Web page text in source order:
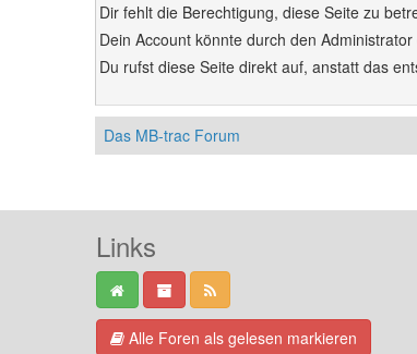
Dir fehlt die Berechtigung, diese Seite zu
Dein Account könnte durch den
Du rufst diese Seite direkt auf, anstatt das
Das MB-trac Forum
Links
Alle Foren als gelesen markieren